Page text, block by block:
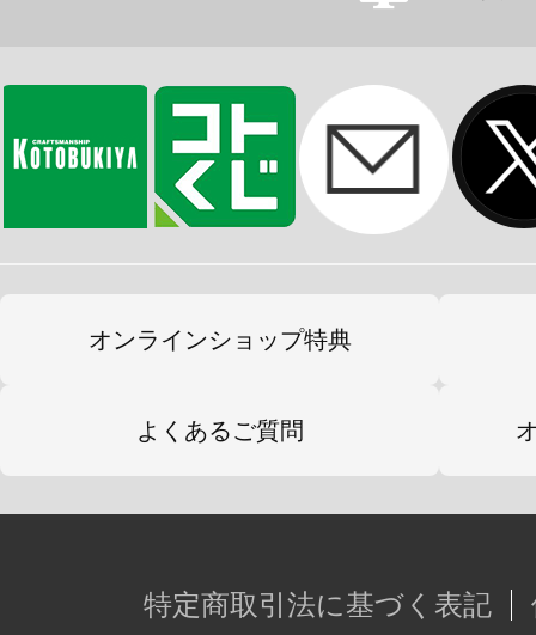
オンラインショップ特典
よくあるご質問
特定商取引法に基づく表記